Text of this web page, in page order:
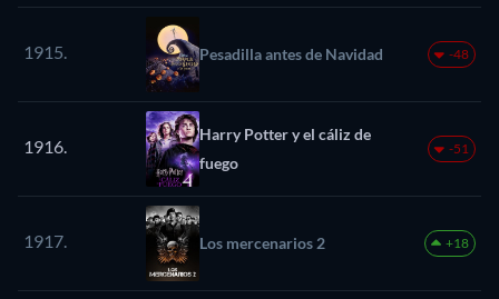
1915. Pesadilla antes de Navidad -48
1916.
Harry Potter y el cáliz de
fuego
-51
1917. Los mercenarios 2 +18